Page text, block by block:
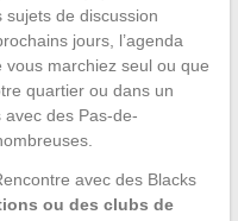
de discussion
jours, l’agenda
marchiez seul ou que
quartier ou dans un
des Pas-de-
avec des Blacks
ou des clubs de